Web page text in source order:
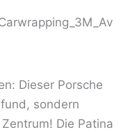
Dieser Porsche
sondern
Die Patina